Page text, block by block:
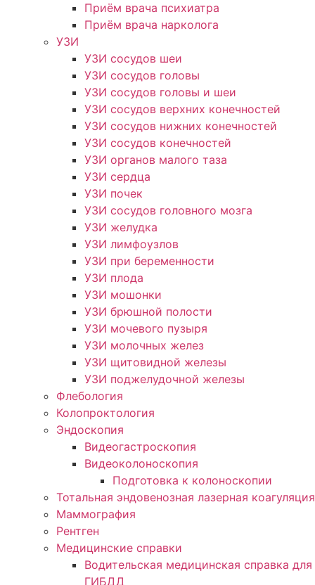
Приём врача психиатра
Приём врача нарколога
УЗИ
УЗИ сосудов шеи
УЗИ сосудов головы
УЗИ сосудов головы и шеи
УЗИ сосудов верхних конечностей
УЗИ сосудов нижних конечностей
УЗИ сосудов конечностей
УЗИ органов малого таза
УЗИ сердца
УЗИ почек
УЗИ сосудов головного мозга
УЗИ желудка
УЗИ лимфоузлов
УЗИ при беременности
УЗИ плода
УЗИ мошонки
УЗИ брюшной полости
УЗИ мочевого пузыря
УЗИ молочных желез
УЗИ щитовидной железы
УЗИ поджелудочной железы
Флебология
Колопроктология
Эндоскопия
Видеогастроскопия
Видеоколоноскопия
Подготовка к колоноскопии
Тотальная эндовенозная лазерная коагуляция
Маммография
Рентген
Медицинские справки
Водительская медицинская справка для
ГИБДД